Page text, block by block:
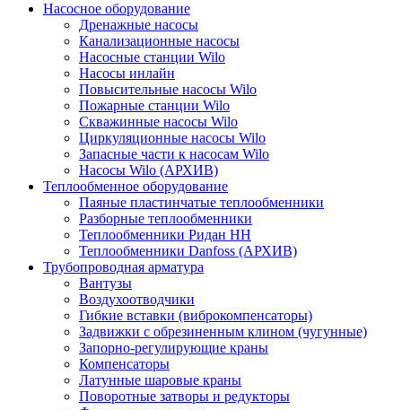
Насосное оборудование
Дренажные насосы
Канализационные насосы
Насосные станции Wilo
Насосы инлайн
Повысительные насосы Wilo
Пожарные станции Wilo
Скважинные насосы Wilo
Циркуляционные насосы Wilo
Запасные части к насосам Wilo
Насосы Wilo (АРХИВ)
Теплообменное оборудование
Паяные пластинчатые теплообменники
Разборные теплообменники
Теплообменники Ридан НН
Теплообменники Danfoss (АРХИВ)
Трубопроводная арматура
Вантузы
Воздухоотводчики
Гибкие вставки (виброкомпенсаторы)
Задвижки с обрезиненным клином (чугунные)
Запорно-регулирующие краны
Компенсаторы
Латунные шаровые краны
Поворотные затворы и редукторы